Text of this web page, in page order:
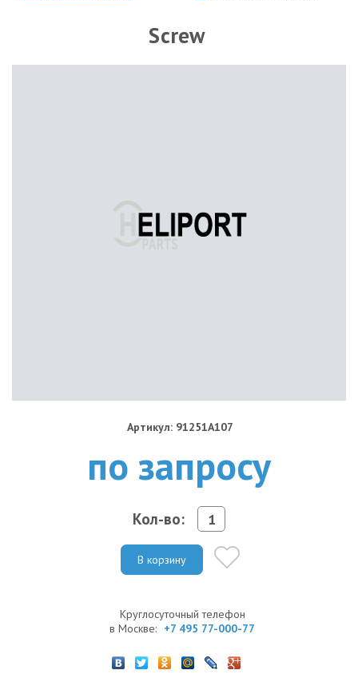
Screw
Артикул: 91251A107
по запросу
Кол-во:
В корзину
Круглосуточный телефон
в Москве: +7 495 77-000-77